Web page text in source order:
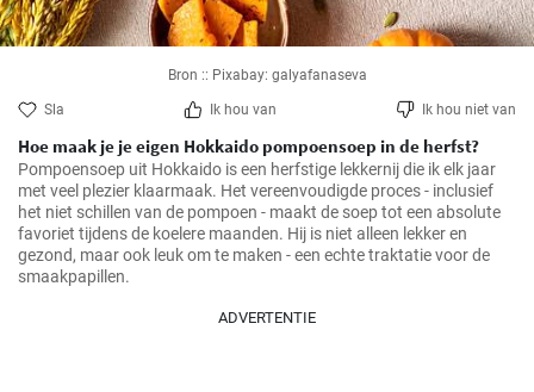
Bron :: Pixabay: galyafanaseva
Sla Ik hou van Ik hou niet van
Hoe maak je je eigen Hokkaido pompoensoep in de herfst?
Pompoensoep uit Hokkaido is een herfstige lekkernij die ik elk jaar
met veel plezier klaarmaak. Het vereenvoudigde proces - inclusief
het niet schillen van de pompoen - maakt de soep tot een absolute
favoriet tijdens de koelere maanden. Hij is niet alleen lekker en
gezond, maar ook leuk om te maken - een echte traktatie voor de
smaakpapillen.
ADVERTENTIE